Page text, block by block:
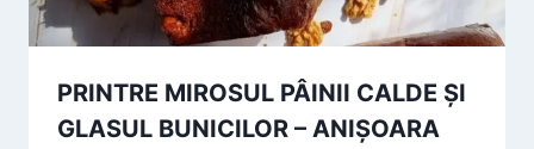
PRINTRE MIROSUL PÂINII CALDE ȘI
GLASUL BUNICILOR – ANIȘOARA